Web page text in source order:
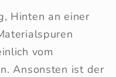
Hinten an einer
vom
Ansonsten ist der